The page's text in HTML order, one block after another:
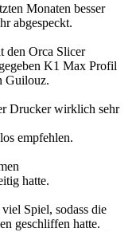
Monaten besser
abgespeckt.
den Orca Slicer
K1 Max Profil
Guilouz.
Drucker wirklich sehr
empfehlen.
hatte.
Spiel, sodass die
geschliffen hatte.